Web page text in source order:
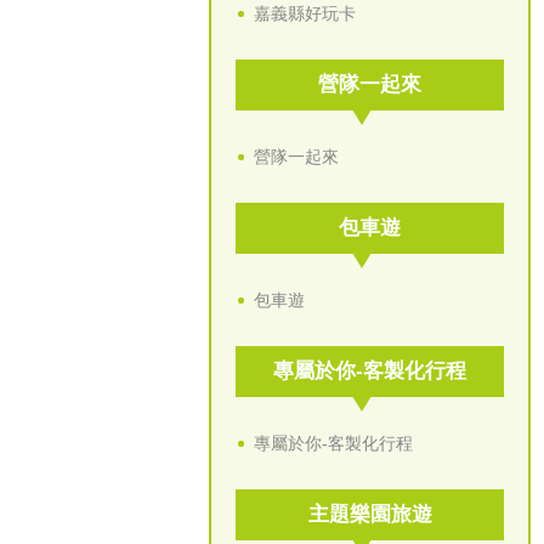
嘉義縣好玩卡
營隊一起來
營隊一起來
包車遊
包車遊
專屬於你-客製化行程
專屬於你-客製化行程
主題樂園旅遊